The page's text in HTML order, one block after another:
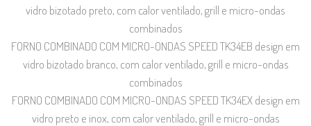
vidro bizotado preto, com calor ventilado, grill e micro-ondas
combinados
FORNO COMBINADO COM MICRO-ONDAS SPEED TK34EB design em
vidro bizotado branco, com calor ventilado, grill e micro-ondas
combinados
FORNO COMBINADO COM MICRO-ONDAS SPEED TK34EX design em
vidro preto e inox, com calor ventilado, grill e micro-ondas